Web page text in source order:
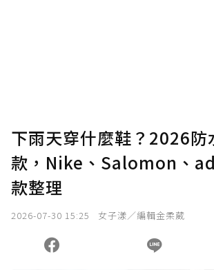
下雨天穿什麼鞋？2026防
款，Nike、Salomon、
款整理
2026-07-30 15:25 女子漾／編輯金柔葳